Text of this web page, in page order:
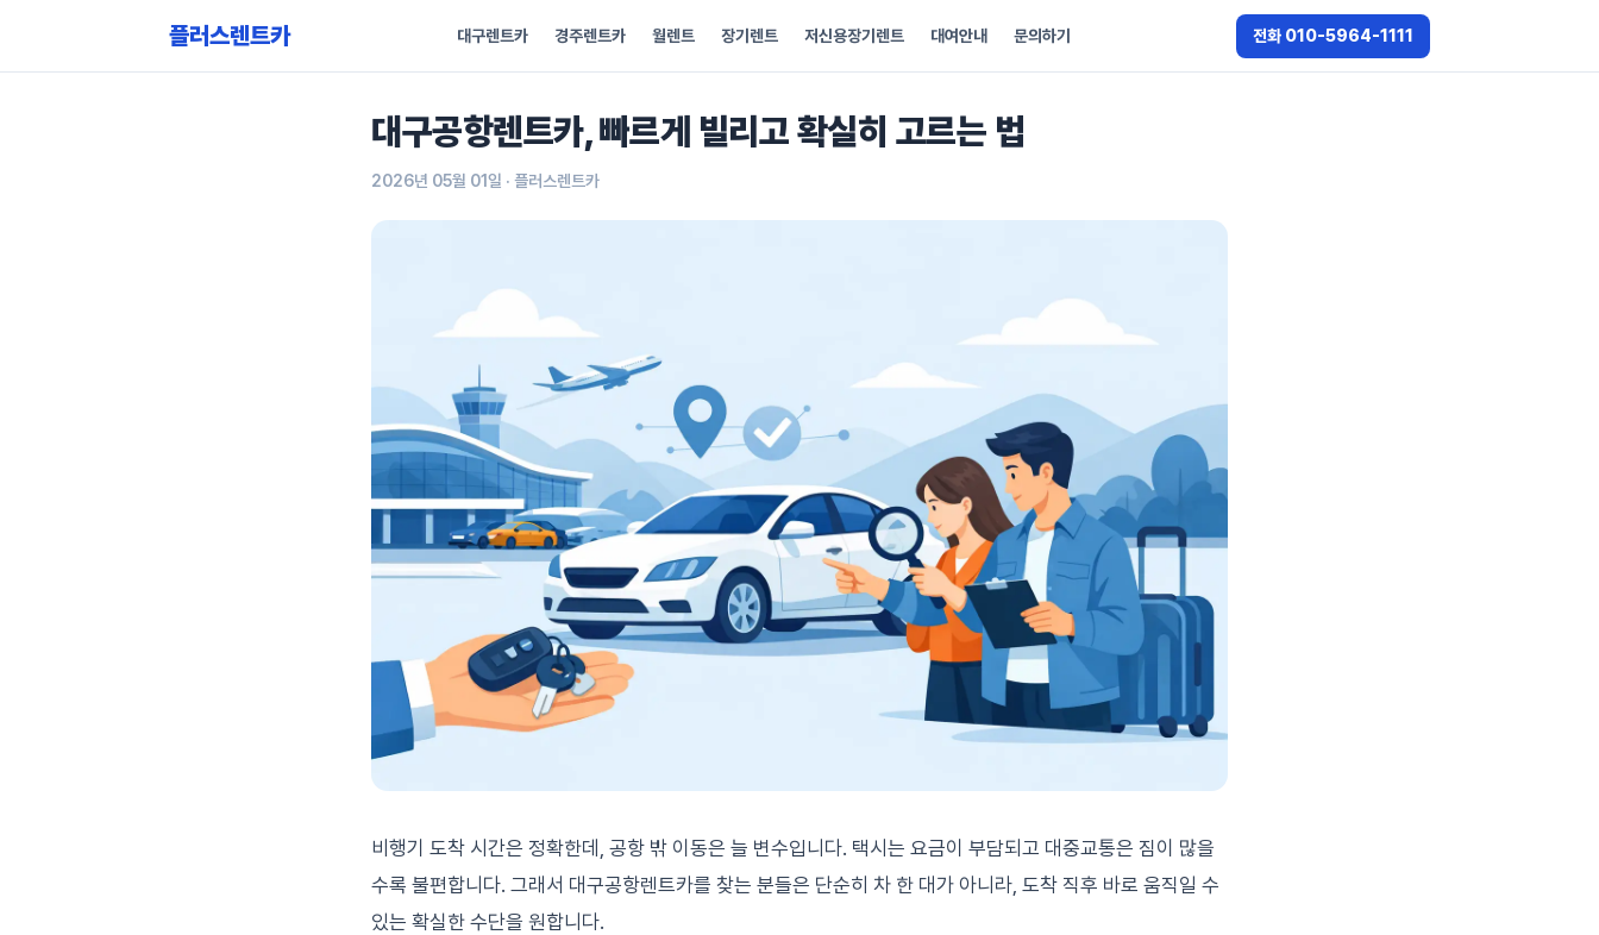
플러스렌트카 대구렌트카 경주렌트카 월렌트 장기렌트 저신용장기렌트 대여안내 문의하기 전화 010-5964-1111
대구공항렌트카, 빠르게 빌리고 확실히 고르는 법
2026년 05월 01일 · 플러스렌트카
비행기 도착 시간은 정확한데, 공항 밖 이동은 늘 변수입니다. 택시는 요금이 부담되고 대중교통은 짐이 많을
수록 불편합니다. 그래서 대구공항렌트카를 찾는 분들은 단순히 차 한 대가 아니라, 도착 직후 바로 움직일 수
있는 확실한 수단을 원합니다.